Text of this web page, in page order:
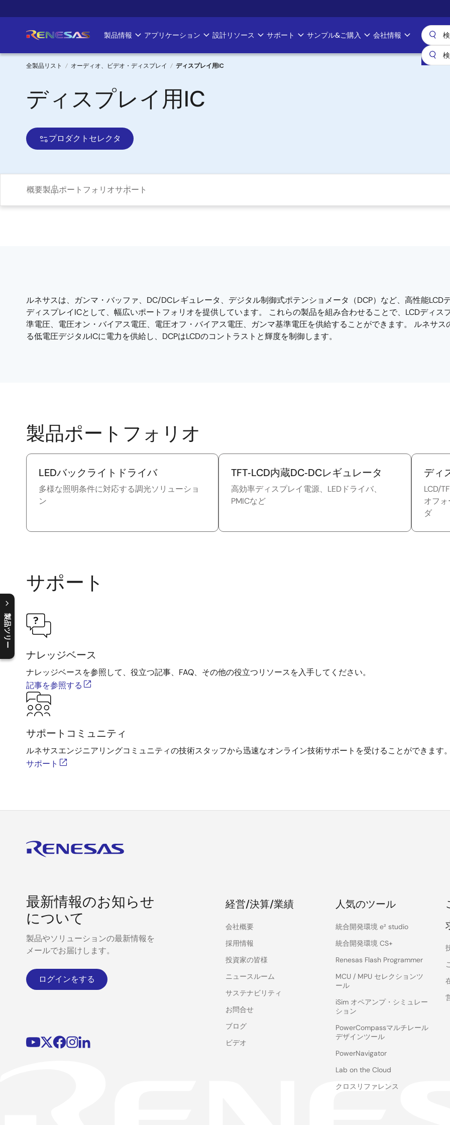
イ
ン
Main
navigation
製品情報 アプリケーション 設計リソース サポート サンプル&ご購入 会社情報
パ
ン
く
ず
全製品リスト オーディオ、ビデオ・ディスプレイ ディスプレイ用IC
ディスプレイ用IC
プロダクトセレクタ
概要製品ポートフォリオサポート
製品ツリー
C
l
o
s
e
p
r
o
d
u
c
t
t
r
e
e
m
e
n
O
p
e
n
p
r
o
d
u
c
t
t
r
e
e
m
e
n
ルネサスは、ガンマ・バッファ、DC/DCレギュレータ、デジタル制御式ポテンショメータ（DCP）など、高性能
ディスプレイICとして、幅広いポートフォリオを提供しています。 これらの製品を組み合わせることで、LCDディ
準電圧、電圧オン・バイアス電圧、電圧オフ・バイアス電圧、ガンマ基準電圧を供給することができます。 ルネサ
る低電圧デジタルICに電力を供給し、DCPはLCDのコントラストと輝度を制御します。
製品ポートフォリオ
LEDバックライトドライバ
多様な照明条件に対応する調光ソリューショ
ン
TFT‑LCD内蔵DC‑DCレギュレータ
高効率ディスプレイ電源、LEDドライバ、
PMICなど
ディ
LCD/
オフ
ダ
サポート
ナレッジベース
ナレッジベースを参照して、役立つ記事、FAQ、その他の役立つリソースを入手してください。
記事を参照する
サポートコミュニティ
ルネサスエンジニアリングコミュニティの技術スタッフから迅速なオンライン技術サポートを受けることができます
サポート
最新情報のお知らせ
について
製品やソリューションの最新情報を
メールでお届けします。
ログインをする
経営/決算/業績
会社概要
採用情報
投資家の皆様
ニュースルーム
サステナビリティ
お問合せ
ブログ
ビデオ
人気のツール
統合開発環境 e² studio
統合開発環境 CS+
Renesas Flash Programmer
MCU / MPU セレクションツ
ール
iSim オペアンプ・シミュレー
ション
PowerCompassマルチレール
デザインツール
PowerNavigator
Lab on the Cloud
クロスリファレンス